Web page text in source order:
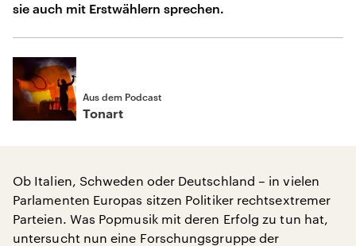
sie auch mit Erstwählern sprechen.
Aus dem Podcast
Tonart
Ob Italien, Schweden oder Deutschland – in vielen
Parlamenten Europas sitzen Politiker rechtsextremer
Parteien. Was Popmusik mit deren Erfolg zu tun hat,
untersucht nun eine Forschungsgruppe der